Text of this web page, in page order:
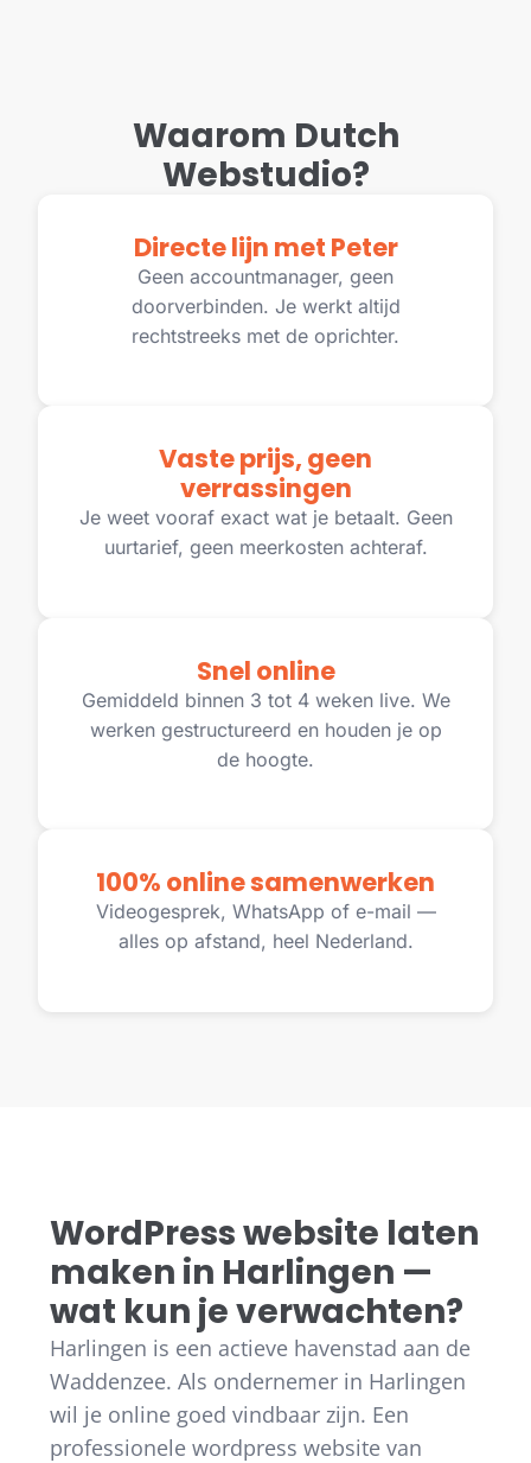
Waarom Dutch
Webstudio?
Directe lijn met Peter
Geen accountmanager, geen
doorverbinden. Je werkt altijd
rechtstreeks met de oprichter.
Vaste prijs, geen
verrassingen
Je weet vooraf exact wat je betaalt. Geen
uurtarief, geen meerkosten achteraf.
Snel online
Gemiddeld binnen 3 tot 4 weken live. We
werken gestructureerd en houden je op
de hoogte.
100% online samenwerken
Videogesprek, WhatsApp of e-mail —
alles op afstand, heel Nederland.
WordPress website laten
maken in Harlingen —
wat kun je verwachten?
Harlingen is een actieve havenstad aan de
Waddenzee. Als ondernemer in Harlingen
wil je online goed vindbaar zijn. Een
professionele wordpress website van